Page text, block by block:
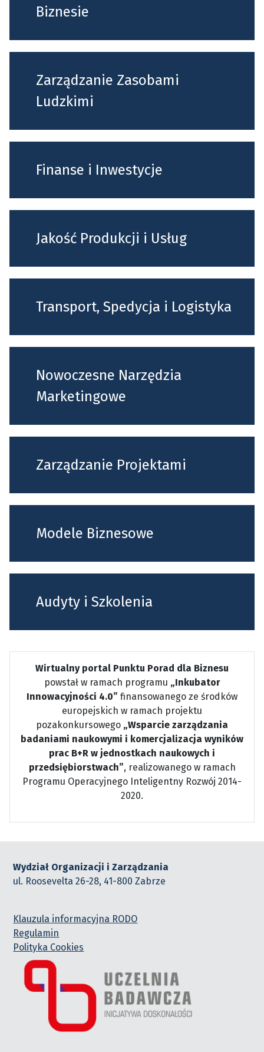
Biznesie
Zarządzanie Zasobami
Ludzkimi
Finanse i Inwestycje
Jakość Produkcji i Usług
Transport, Spedycja i Logistyka
Nowoczesne Narzędzia
Marketingowe
Zarządzanie Projektami
Modele Biznesowe
Audyty i Szkolenia
Wirtualny portal Punktu Porad dla Biznesu
powstał w ramach programu „Inkubator
Innowacyjności 4.0” finansowanego ze środków
europejskich w ramach projektu
pozakonkursowego „Wsparcie zarządzania
badaniami naukowymi i komercjalizacja wyników
prac B+R w jednostkach naukowych i
przedsiębiorstwach”, realizowanego w ramach
Programu Operacyjnego Inteligentny Rozwój 2014-
2020.
Wydział Organizacji i Zarządzania
ul. Roosevelta 26-28, 41-800 Zabrze
Klauzula informacyjna RODO
Regulamin
Polityka Cookies